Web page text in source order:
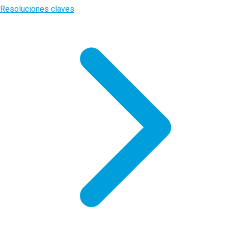
Resoluciones claves